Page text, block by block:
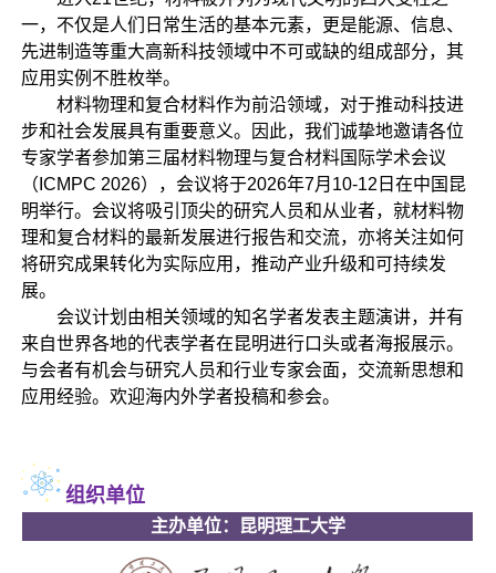
一，不仅是人们日常生活的基本元素，更是能源、信息、
先进制造等重大高新科技领域中不可或缺的组成部分，其
应用实例不胜枚举。
材料物理和复合材料作为前沿领域，对于推动科技进
步和社会发展具有重要意义。因此，我们诚挚地邀请各位
专家学者参加第三届材料物理与复合材料国际学术会议
（ICMPC 2026），会议将于2026年7月10-12日在中国昆
明举行。会议将吸引顶尖的研究人员和从业者，就材料物
理和复合材料的最新发展进行报告和交流，亦将关注如何
将研究成果转化为实际应用，推动产业升级和可持续发
展。
会议计划由相关领域的知名学者发表主题演讲，并有
来自世界各地的代表学者在昆明进行口头或者海报展示。
与会者有机会与研究人员和行业专家会面，交流新思想和
应用经验。欢迎海内外学者投稿和参会。
组织单位
主办单位：昆明理工大学